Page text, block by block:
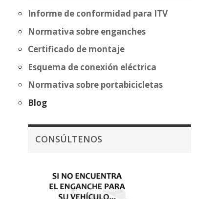
Informe de conformidad para ITV
Normativa sobre enganches
Certificado de montaje
Esquema de conexión eléctrica
Normativa sobre portabicicletas
Blog
CONSÚLTENOS